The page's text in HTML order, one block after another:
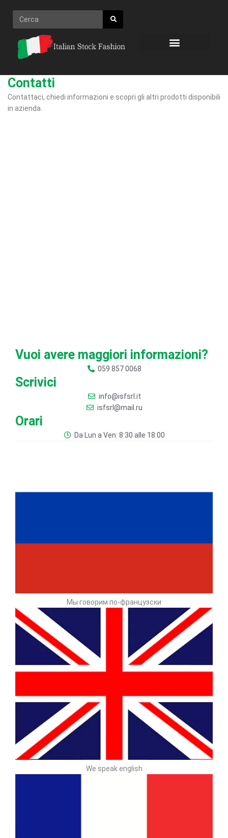
contenuto
Cerca
Contatti
Contattaci, chiedi informazioni e scopri gli altri prodotti disponibili
in azienda.
Vuoi avere maggiori informazioni?
059 857 0068
Scrivici
info@isfsrl.it
isfsrl@mail.ru
Orari
Da Lun a Ven: 8:30 alle 18:00
Мы говорим по-французски
We speak english